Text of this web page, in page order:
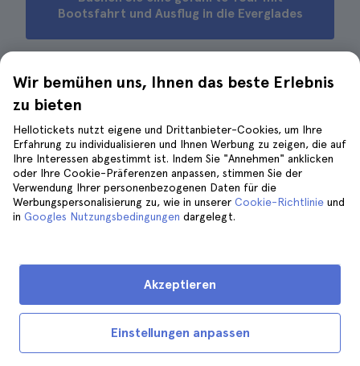
Bootsfahrt und Ausflug in die Everglades
Tipps für eine Bootstour in Miami
Wir bemühen uns, Ihnen das beste Erlebnis
zu bieten
Hellotickets nutzt eigene und Drittanbieter-Cookies, um Ihre
Erfahrung zu individualisieren und Ihnen Werbung zu zeigen, die auf
Ihre Interessen abgestimmt ist. Indem Sie "Annehmen" anklicken
oder Ihre Cookie-Präferenzen anpassen, stimmen Sie der
Verwendung Ihrer personenbezogenen Daten für die
Werbungspersonalisierung zu, wie in unserer Cookie-Richtlinie und
in Googles Nutzungsbedingungen dargelegt.
Einstellungen anpassen
Akzeptieren